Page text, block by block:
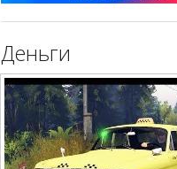
Деньги